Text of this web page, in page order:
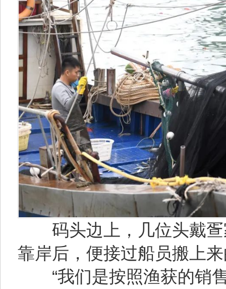
码头边上，几位头戴疍
靠岸后，便接过船员搬上
“我们是按照渔获的销售